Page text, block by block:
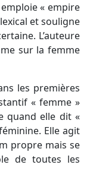
« empire
et souligne
L’auteure
sur la femme
les premières
« femme »
quand elle dit «
Elle agit
propre mais se
de toutes les